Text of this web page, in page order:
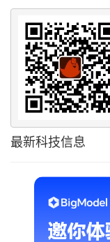
最新科技信息